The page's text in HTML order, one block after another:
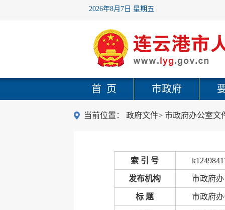
2026年8月7日 星期五
首 页 市政府
当前位置： 政府文件> 市政府办公室文
索 引 号
发布机构 市政府办
标 题 市政府